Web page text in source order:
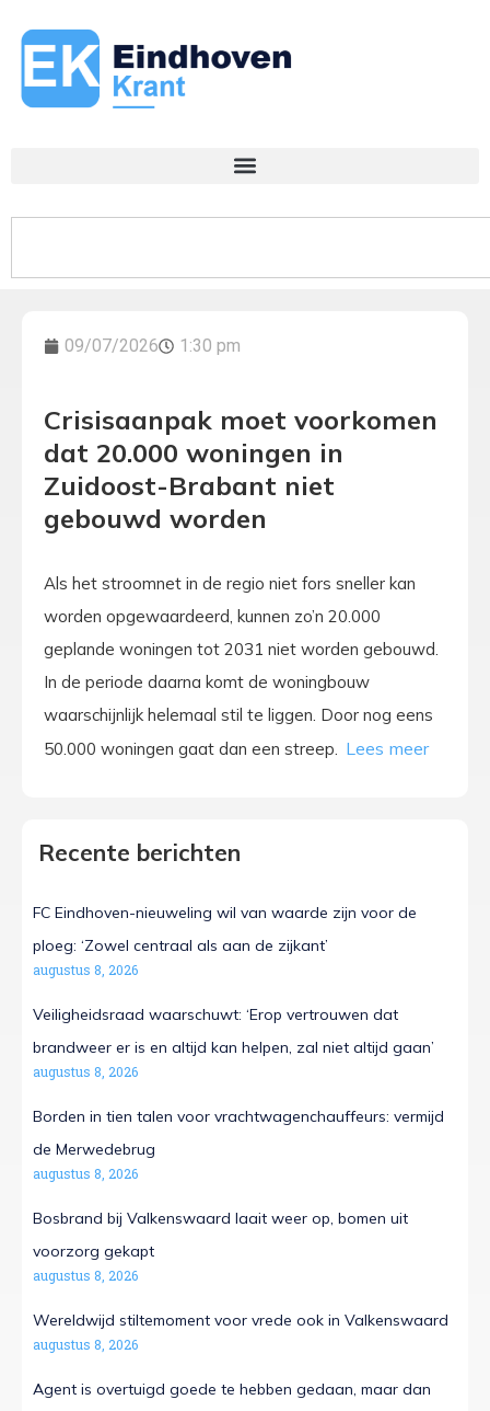
09/07/2026 1:30 pm
Crisisaanpak moet voorkomen
dat 20.000 woningen in
Zuidoost-Brabant niet
gebouwd worden
Als het stroomnet in de regio niet fors sneller kan
worden opgewaardeerd, kunnen zo’n 20.000
geplande woningen tot 2031 niet worden gebouwd.
In de periode daarna komt de woningbouw
waarschijnlijk helemaal stil te liggen. Door nog eens
50.000 woningen gaat dan een streep.
Recente berichten
FC Eindhoven-nieuweling wil van waarde zijn voor de
ploeg: ‘Zowel centraal als aan de zijkant’
augustus 8, 2026
Veiligheidsraad waarschuwt: ‘Erop vertrouwen dat
brandweer er is en altijd kan helpen, zal niet altijd gaan’
augustus 8, 2026
Borden in tien talen voor vrachtwagenchauffeurs: vermijd
de Merwedebrug
augustus 8, 2026
Bosbrand bij Valkenswaard laait weer op, bomen uit
voorzorg gekapt
augustus 8, 2026
Wereldwijd stiltemoment voor vrede ook in Valkenswaard
augustus 8, 2026
Agent is overtuigd goede te hebben gedaan, maar dan